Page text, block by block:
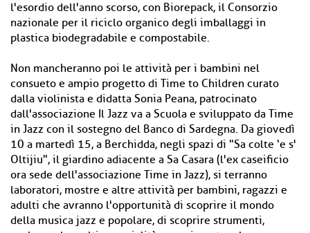
l'esordio dell'anno scorso, con Biorepack, il Consorzio
nazionale per il riciclo organico degli imballaggi in
plastica biodegradabile e compostabile.
Non mancheranno poi le attività per i bambini nel
consueto e ampio progetto di Time to Children curato
dalla violinista e didatta Sonia Peana, patrocinato
dall'associazione Il Jazz va a Scuola e sviluppato da Time
in Jazz con il sostegno del Banco di Sardegna. Da giovedì
10 a martedì 15, a Berchidda, negli spazi di "Sa colte ‘e s'
Oltijiu", il giardino adiacente a Sa Casara (l'ex caseificio
ora sede dell'associazione Time in Jazz), si terranno
laboratori, mostre e altre attività per bambini, ragazzi e
adulti che avranno l'opportunità di scoprire il mondo
della musica jazz e popolare, di scoprire strumenti,